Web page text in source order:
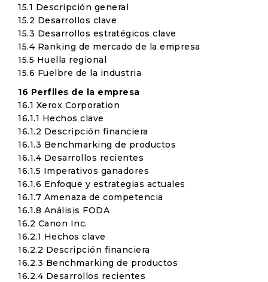
15.1 Descripción general
15.2 Desarrollos clave
15.3 Desarrollos estratégicos clave
15.4 Ranking de mercado de la empresa
15.5 Huella regional
15.6 Fuelbre de la industria
16 Perfiles de la empresa
16.1 Xerox Corporation
16.1.1 Hechos clave
16.1.2 Descripción financiera
16.1.3 Benchmarking de productos
16.1.4 Desarrollos recientes
16.1.5 Imperativos ganadores
16.1.6 Enfoque y estrategias actuales
16.1.7 Amenaza de competencia
16.1.8 Análisis FODA
16.2 Canon Inc.
16.2.1 Hechos clave
16.2.2 Descripción financiera
16.2.3 Benchmarking de productos
16.2.4 Desarrollos recientes